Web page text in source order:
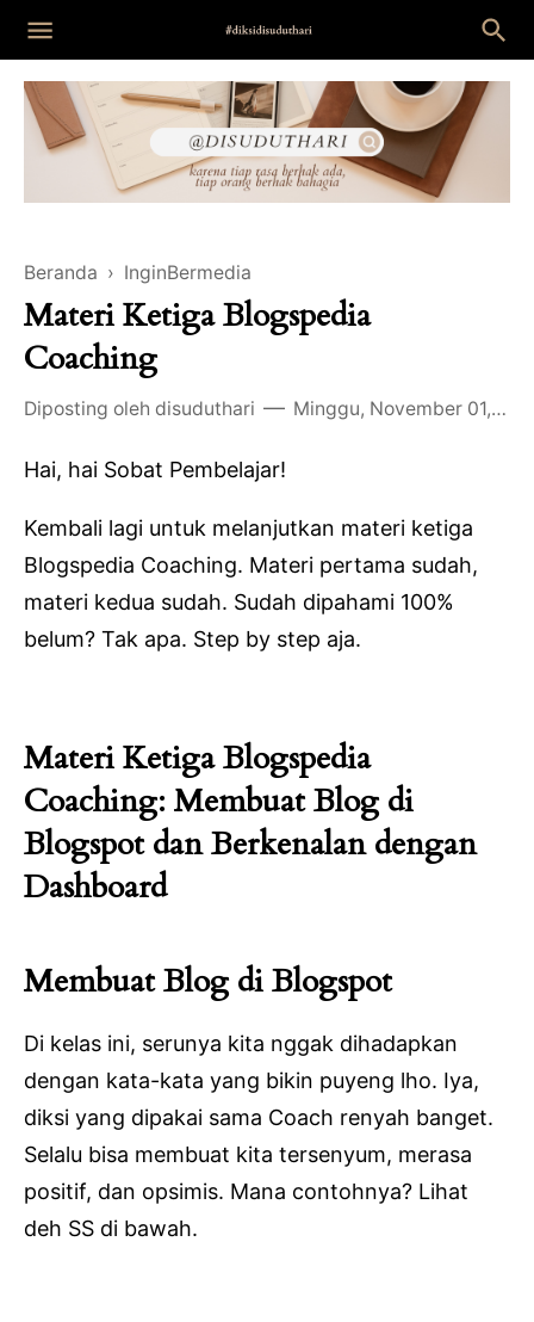
Beranda › InginBermedia
Materi Ketiga Blogspedia
Coaching
Diposting oleh disuduthari Minggu, November 01, 2020
Hai, hai Sobat Pembelajar!
Kembali lagi untuk melanjutkan materi ketiga
Blogspedia Coaching. Materi pertama sudah,
materi kedua sudah. Sudah dipahami 100%
belum? Tak apa. Step by step aja.
Materi Ketiga Blogspedia
Coaching: Membuat Blog di
Blogspot dan Berkenalan dengan
Dashboard
Membuat Blog di Blogspot
Di kelas ini, serunya kita nggak dihadapkan
dengan kata-kata yang bikin puyeng lho. Iya,
diksi yang dipakai sama Coach renyah banget.
Selalu bisa membuat kita tersenyum, merasa
positif, dan opsimis. Mana contohnya? Lihat
deh SS di bawah.